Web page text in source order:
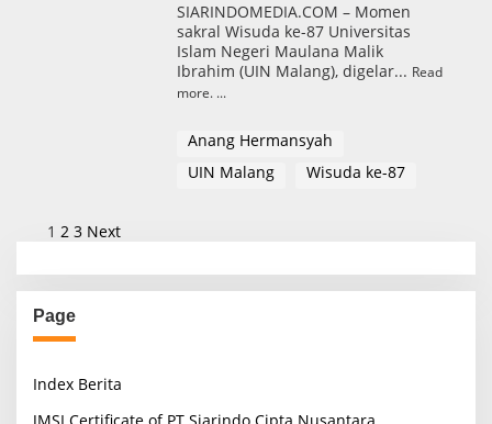
SIARINDOMEDIA.COM – Momen
sakral Wisuda ke-87 Universitas
Islam Negeri Maulana Malik
Ibrahim (UIN Malang), digelar... Read
more.
Anang Hermansyah
UIN Malang
Wisuda ke-87
P
o
s
t
p
1 2 3 Next
Page
Index Berita